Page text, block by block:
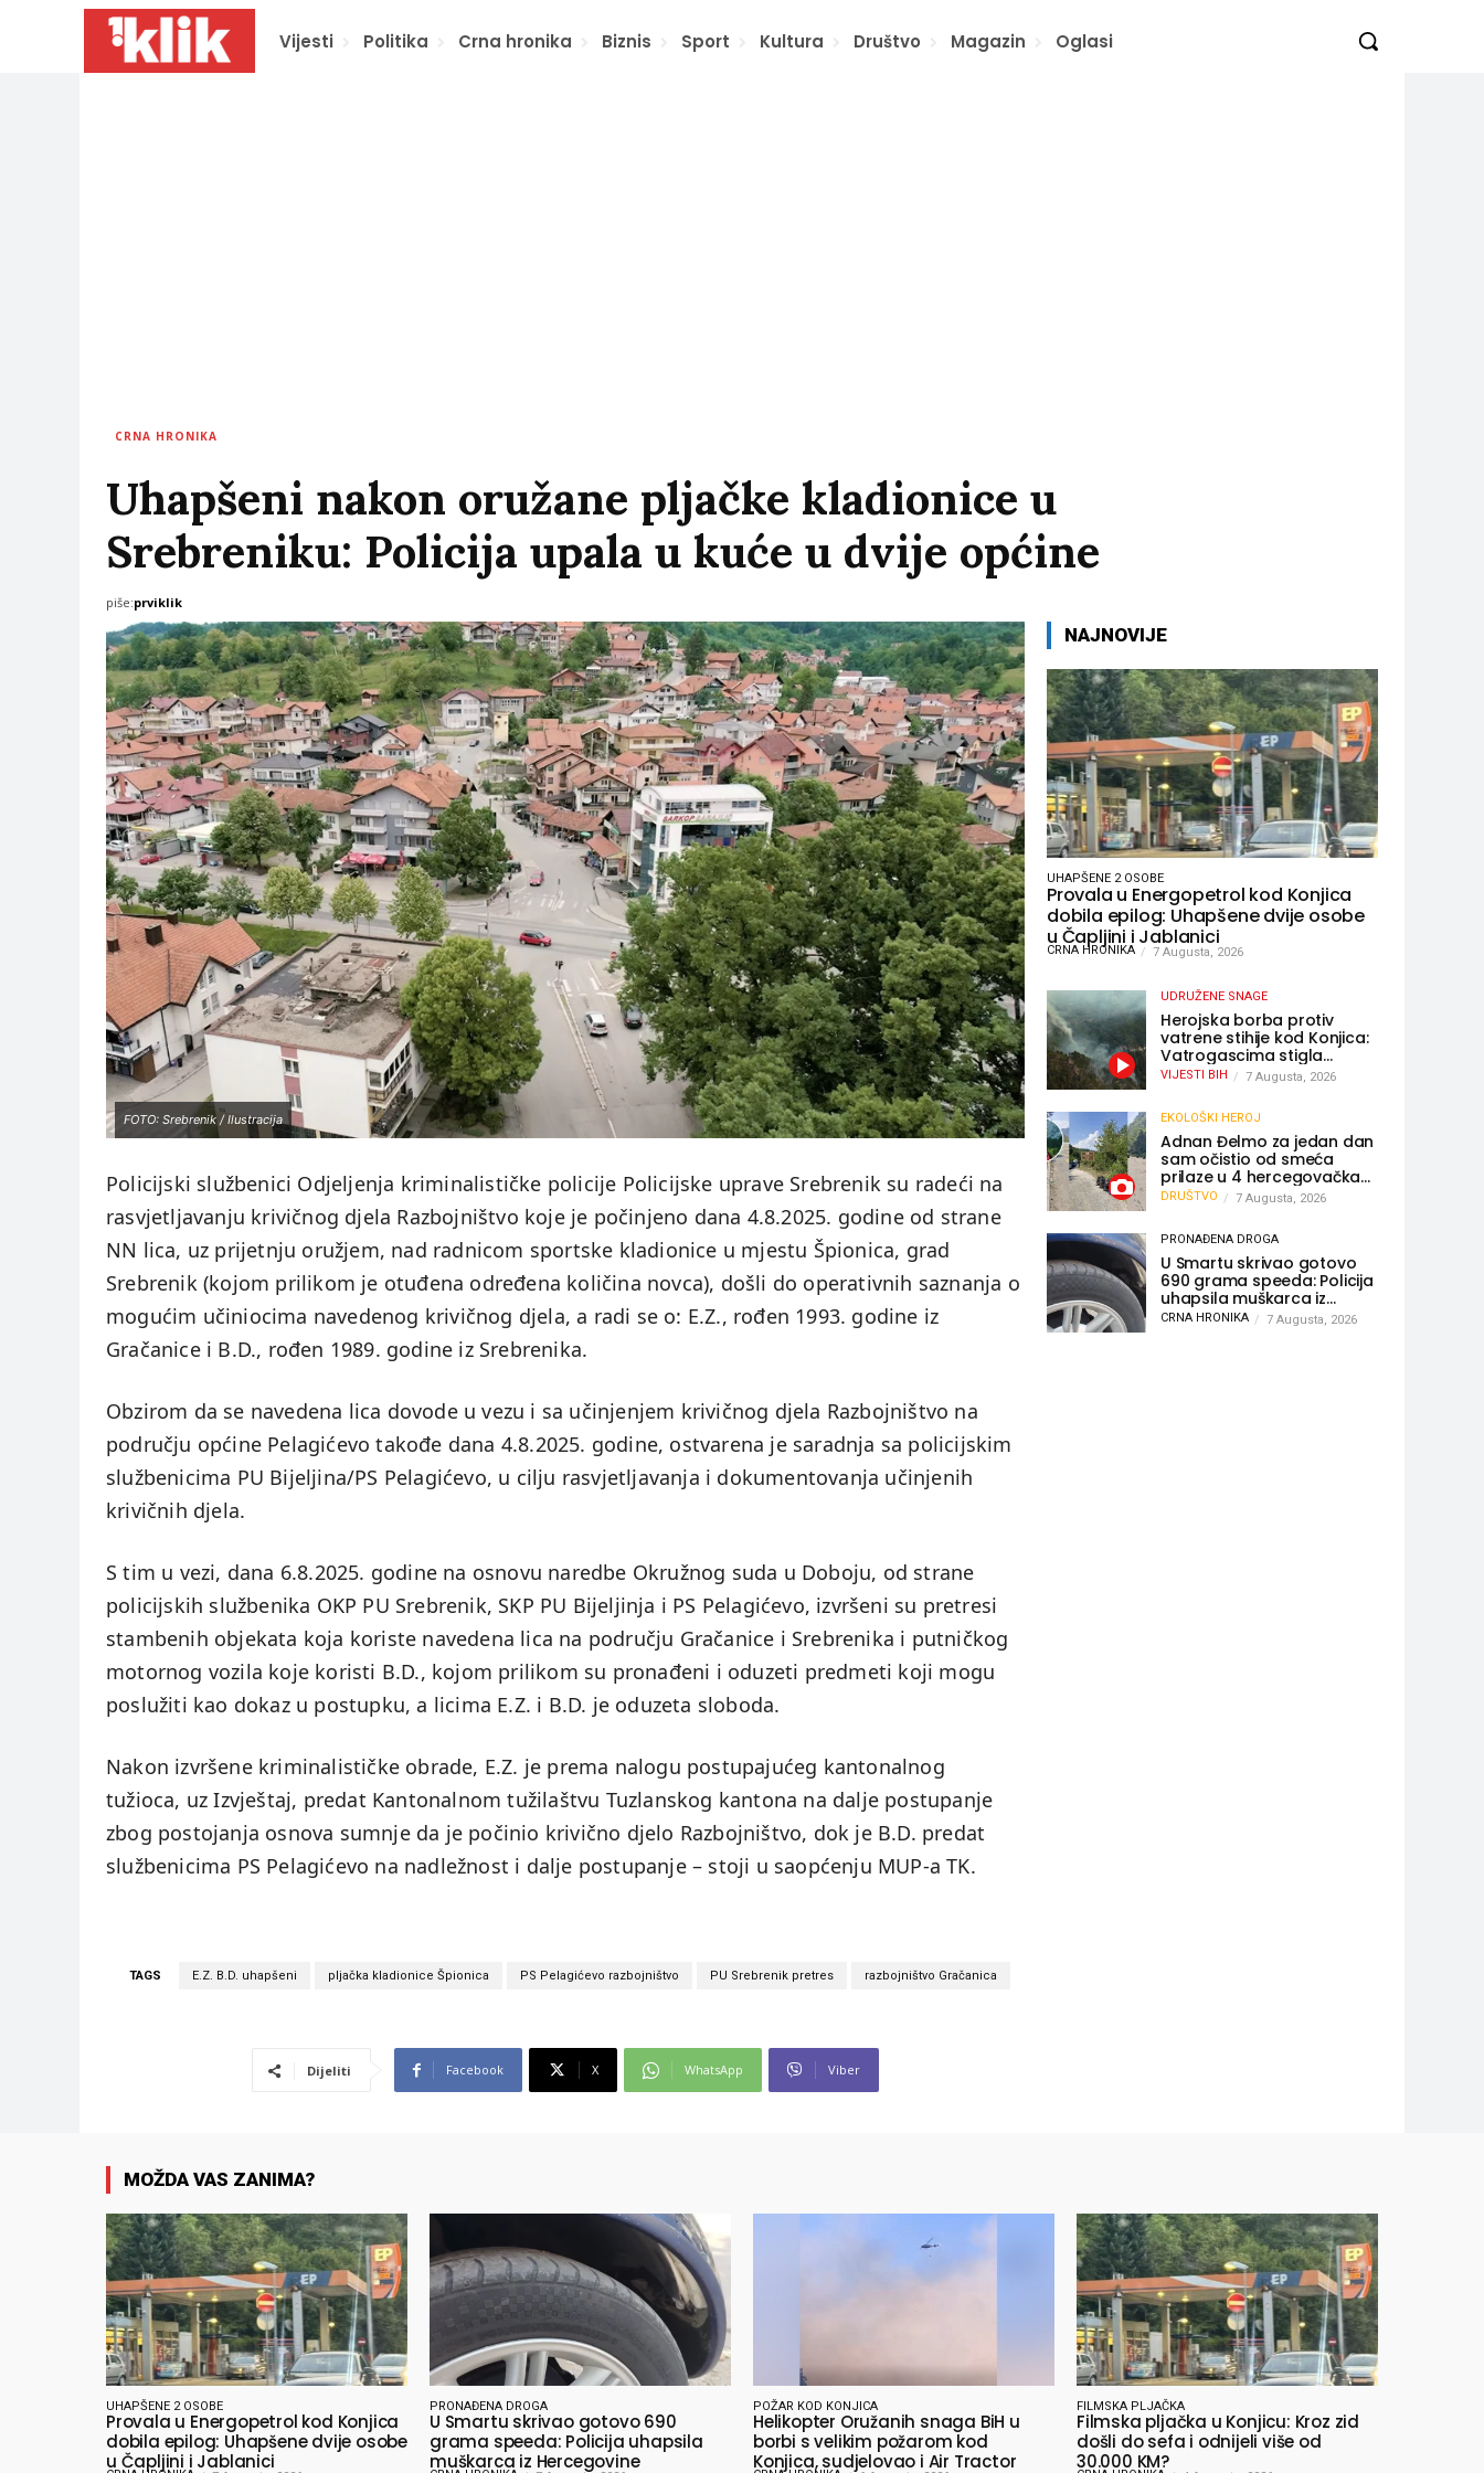
Vijesti Politika Crna hronika Biznis Sport Kultura Društvo Magazin Oglasi
CRNA HRONIKA
Uhapšeni nakon oružane pljačke kladionice u
Srebreniku: Policija upala u kuće u dvije općine
piše:prviklik
FOTO: Srebrenik / Ilustracija
Policijski službenici Odjeljenja kriminalističke policije Policijske uprave Srebrenik su radeći na
rasvjetljavanju krivičnog djela Razbojništvo koje je počinjeno dana 4.8.2025. godine od strane
NN lica, uz prijetnju oružjem, nad radnicom sportske kladionice u mjestu Špionica, grad
Srebrenik (kojom prilikom je otuđena određena količina novca), došli do operativnih saznanja o
mogućim učiniocima navedenog krivičnog djela, a radi se o: E.Z., rođen 1993. godine iz
Gračanice i B.D., rođen 1989. godine iz Srebrenika.
Obzirom da se navedena lica dovode u vezu i sa učinjenjem krivičnog djela Razbojništvo na
području općine Pelagićevo takođe dana 4.8.2025. godine, ostvarena je saradnja sa policijskim
službenicima PU Bijeljina/PS Pelagićevo, u cilju rasvjetljavanja i dokumentovanja učinjenih
krivičnih djela.
S tim u vezi, dana 6.8.2025. godine na osnovu naredbe Okružnog suda u Doboju, od strane
policijskih službenika OKP PU Srebrenik, SKP PU Bijeljinja i PS Pelagićevo, izvršeni su pretresi
stambenih objekata koja koriste navedena lica na području Gračanice i Srebrenika i putničkog
motornog vozila koje koristi B.D., kojom prilikom su pronađeni i oduzeti predmeti koji mogu
poslužiti kao dokaz u postupku, a licima E.Z. i B.D. je oduzeta sloboda.
Nakon izvršene kriminalističke obrade, E.Z. je prema nalogu postupajućeg kantonalnog
tužioca, uz Izvještaj, predat Kantonalnom tužilaštvu Tuzlanskog kantona na dalje postupanje
zbog postojanja osnova sumnje da je počinio krivično djelo Razbojništvo, dok je B.D. predat
službenicima PS Pelagićevo na nadležnost i dalje postupanje – stoji u saopćenju MUP-a TK.
TAGS E.Z. B.D. uhapšeni pljačka kladionice Špionica PS Pelagićevo razbojništvo PU Srebrenik pretres razbojništvo Gračanica
Dijeliti Facebook X WhatsApp Viber
NAJNOVIJE
UHAPŠENE 2 OSOBE
Provala u Energopetrol kod Konjica
dobila epilog: Uhapšene dvije osobe
u Čapljini i Jablanici
CRNA HRONIKA 7 Augusta, 2026
UDRUŽENE SNAGE
Herojska borba protiv
vatrene stihije kod Konjica:
Vatrogascima stigla
pomoć iz Sarajeva,
helikopteri i Air Tractori
udružili snage
VIJESTI BIH 7 Augusta, 2026
EKOLOŠKI HEROJ
Adnan Đelmo za jedan dan
sam očistio od smeća
prilaze u 4 hercegovačka
grada: “Danas nisam čistio
samo smeće, čistio sam
sliku o nama”
DRUŠTVO 7 Augusta, 2026
PRONAĐENA DROGA
U Smartu skrivao gotovo
690 grama speeda: Policija
uhapsila muškarca iz
Hercegovine
CRNA HRONIKA 7 Augusta, 2026
MOŽDA VAS ZANIMA?
UHAPŠENE 2 OSOBE
Provala u Energopetrol kod Konjica
dobila epilog: Uhapšene dvije osobe
u Čapljini i Jablanici
PRONAĐENA DROGA
U Smartu skrivao gotovo 690
grama speeda: Policija uhapsila
muškarca iz Hercegovine
POŽAR KOD KONJICA
Helikopter Oružanih snaga BiH u
borbi s velikim požarom kod
Konjica, sudjelovao i Air Tractor
FILMSKA PLJAČKA
Filmska pljačka u Konjicu: Kroz zid
došli do sefa i odnijeli više od
30.000 KM?